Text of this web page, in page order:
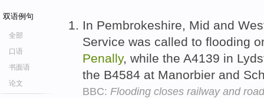
双语例句
全部
口语
书面语
论文
In Pembrokeshire, Mid and
Service was called to flooding
Penally, while the A4139 in
the B4584 at Manorbier and
BBC: Flooding closes railway and